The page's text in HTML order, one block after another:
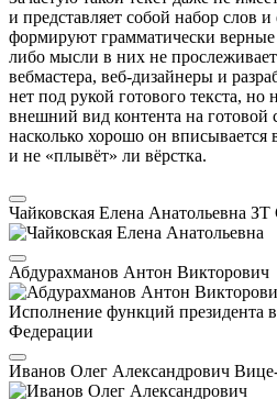
и представляет собой набор слов
формируют грамматически
либо мысли в них не
вебмастера, веб-дизайнеры и
нет под рукой готового текста, но
внешний вид контента на готовой
насколько хорошо он вписывается
и не «плывёт» ли вёрстка.
Чайковская Елена Анатольевна ЗТ
Абдурахманов Антон Викторович
Исполнение функций президента
Федерации
Иванов Олег Александрович